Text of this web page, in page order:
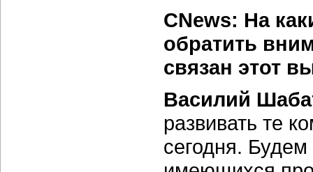
CNews: На
обратить
связан этот
Василий
развивать те
сегодня.